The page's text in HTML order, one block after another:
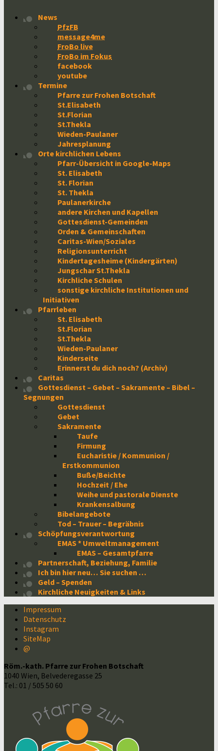
News
PfzFB
message4me
FroBo live
FroBo im Fokus
facebook
youtube
Termine
Pfarre zur Frohen Botschaft
St.Elisabeth
St.Florian
St.Thekla
Wieden-Paulaner
Jahresplanung
Orte kirchlichen Lebens
Pfarr-Übersicht in Google-Maps
St. Elisabeth
St. Florian
St. Thekla
Paulanerkirche
andere Kirchen und Kapellen
Gottesdienst-Gemeinden
Orden & Gemeinschaften
Caritas-Wien/Soziales
Religionsunterricht
Kindertagesheime (Kindergärten)
Jungschar St.Thekla
Kirchliche Schulen
sonstige kirchliche Institutionen und
Initiativen
Pfarrleben
St. Elisabeth
St.Florian
St.Thekla
Wieden-Paulaner
Kinderseite
Erinnerst du dich noch? (Archiv)
Caritas
Gottesdienst – Gebet – Sakramente – Bibel –
Segnungen
Gottesdienst
Gebet
Sakramente
Taufe
Firmung
Eucharistie / Kommunion /
Erstkommunion
Buße/Beichte
Hochzeit / Ehe
Weihe und pastorale Dienste
Krankensalbung
Bibelangebote
Tod – Trauer – Begräbnis
Schöpfungsverantwortung
EMAS * Umweltmanagement
EMAS – Gesamtpfarre
Partnerschaft, Beziehung, Familie
Ich bin hier neu… Sie suchen …
Geld – Spenden
Kirchliche Neuigkeiten & Links
Impressum
Datenschutz
Instagram
SiteMap
@
Röm.-kath. Pfarre zur Frohen Botschaft
1040 Wien, Belvederegasse 25
Tel.: 01 / 505 50 60